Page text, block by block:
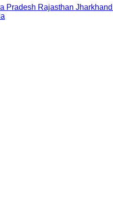
Pradesh Rajasthan Jharkhand